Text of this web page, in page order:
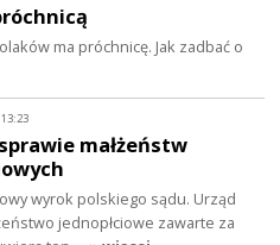
ma próchnicę. Jak zadbać o
małżeństw
wyrok polskiego sądu. Urząd
jednopłciowe zawarte za